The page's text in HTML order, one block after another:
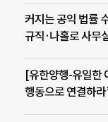
커지는 공익 법률
규직·나홀로 사무
[유한양행-유일한
행동으로 연결하